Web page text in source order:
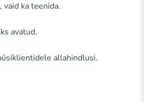
Visa/MasterCard MDL
Visa/MasterCard AMD
vaid ka teenida.
avatud.
allahindlusi.